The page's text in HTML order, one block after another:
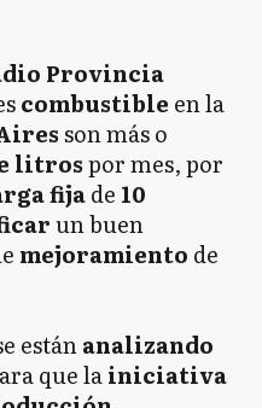
Provincia
combustible en la
son más o
litrospor mes, por
fijade 10
un buen
mejoramiento de
estánanalizando
que lainiciativa